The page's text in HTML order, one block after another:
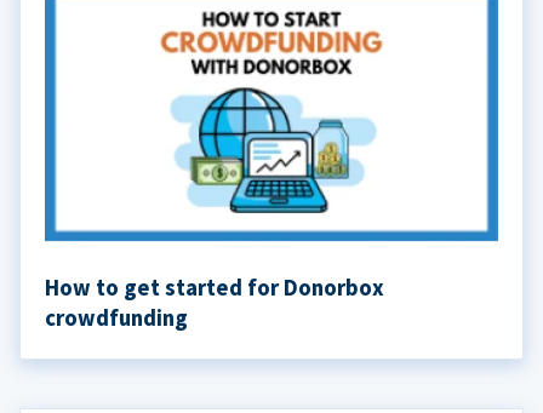
How to get started for Donorbox
crowdfunding